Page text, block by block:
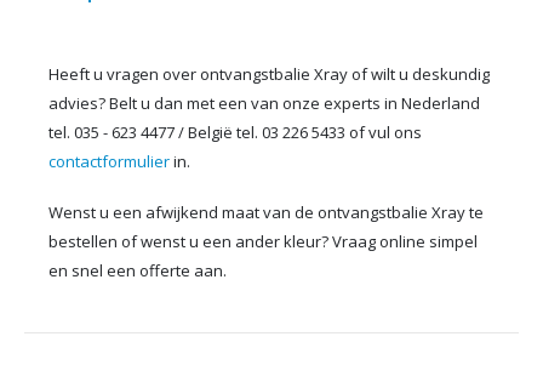
Heeft u vragen over ontvangstbalie Xray of wilt u deskundig
advies? Belt u dan met een van onze experts in Nederland
tel. 035 - 623 4477 / België tel. 03 226 5433 of vul ons
contactformulierin.
Wenst u een afwijkend maat van de ontvangstbalie Xray te
bestellen of wenst u een ander kleur? Vraag online simpel
en snel een offerte aan.